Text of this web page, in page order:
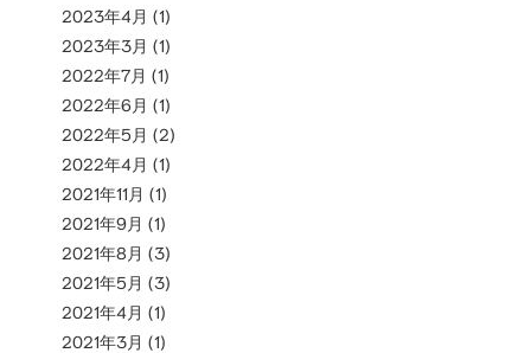
2023年4月 (1)
2023年3月 (1)
2022年7月 (1)
2022年6月 (1)
2022年5月 (2)
2022年4月 (1)
2021年11月 (1)
2021年9月 (1)
2021年8月 (3)
2021年5月 (3)
2021年4月 (1)
2021年3月 (1)